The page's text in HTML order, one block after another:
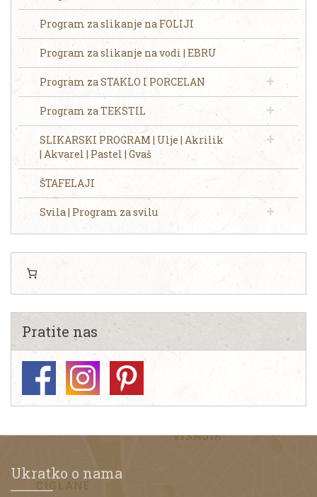
Program za slikanje na FOLIJI
Program za slikanje na vodi | EBRU
Program za STAKLO I PORCELAN
Program za TEKSTIL
SLIKARSKI PROGRAM | Ulje | Akrilik
| Akvarel | Pastel | Gvaš
ŠTAFELAJI
Svila | Program za svilu
Pratite nas
Ukratko o nama